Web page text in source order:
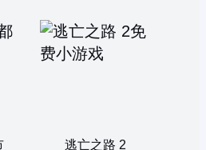
逃亡之路 2